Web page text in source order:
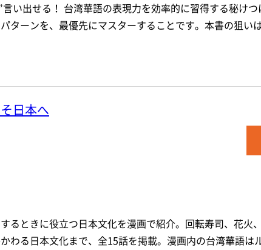
ください 付加情報
電子版 音声別売り
い出せる！ 台湾華語の表現力を効率的に習得する秘け
ターンを、最優先にマスターすることです。本書の狙い
日本へ
るときに役立つ日本文化を漫画で紹介。回転寿司、花火
わる日本文化まで、全15話を掲載。漫画内の台湾華語